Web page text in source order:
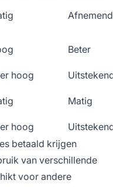
Afnemend
Beter
hoog
Matig
hoog
betaald krijgen
van verschillende
voor andere